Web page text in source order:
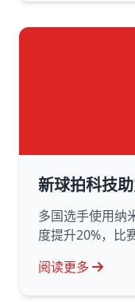
新球拍科技
多国选手使用纳
度提升20%，比
阅读更多